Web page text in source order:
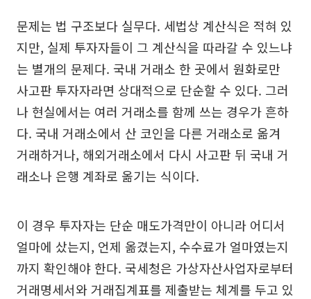
문제는 법 구조보다 실무다. 세법상 계산식은 적혀 있
지만, 실제 투자자들이 그 계산식을 따라갈 수 있느냐
는 별개의 문제다. 국내 거래소 한 곳에서 원화로만
사고판 투자자라면 상대적으로 단순할 수 있다. 그러
나 현실에서는 여러 거래소를 함께 쓰는 경우가 흔하
다. 국내 거래소에서 산 코인을 다른 거래소로 옮겨
거래하거나, 해외거래소에서 다시 사고판 뒤 국내 거
래소나 은행 계좌로 옮기는 식이다.
이 경우 투자자는 단순 매도가격만이 아니라 어디서
얼마에 샀는지, 언제 옮겼는지, 수수료가 얼마였는지
까지 확인해야 한다. 국세청은 가상자산사업자로부터
거래명세서와 거래집계표를 제출받는 체계를 두고 있